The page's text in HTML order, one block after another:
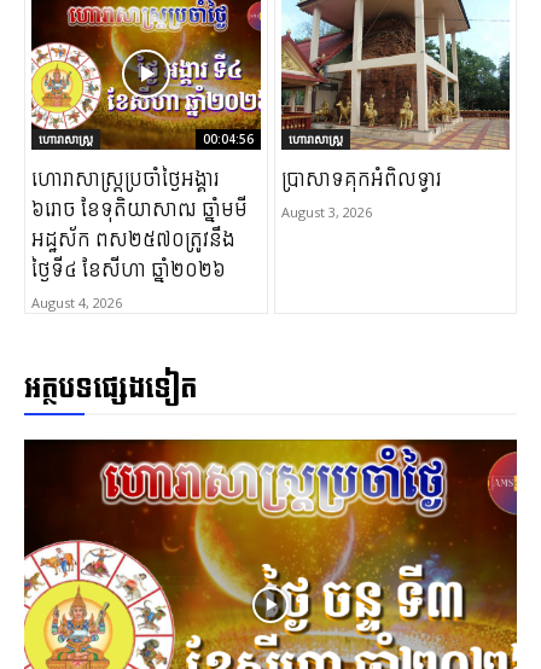
ហោរាសាស្ត្រ 00:04:56
ហោរាសាស្រ្តប្រចាំថ្ងៃអង្គារ
៦រោច ខែទុតិយាសាឍ ឆ្នាំមមី
អដ្ឋស័ក ពស២៥៧០ត្រូវនឹង
ថ្ងៃទី៤ ខែសីហា ឆ្នាំ២០២៦
August 4, 2026
ហោរាសាស្ត្រ
ប្រាសាទគុកអំពិលទ្វារ
August 3, 2026
អត្ថបទផ្សេងទៀត